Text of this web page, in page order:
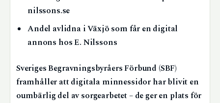
nilssons.se
Andel avlidna i Växjö som får en digital
annons hos E. Nilssons
Sveriges Begravningsbyråers Förbund (SBF)
framhåller att digitala minnessidor har blivit en
oumbärlig del av sorgearbetet – de ger en plats för